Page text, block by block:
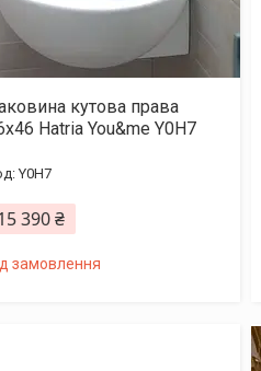
кутова права
Hatria You&me Y0H7
Y0H7
390 ₴
замовлення